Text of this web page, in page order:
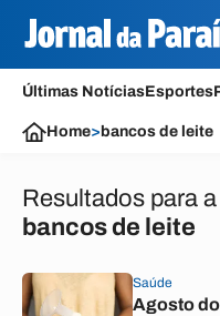
Últimas NotíciasEsportes
Home> bancos de leite
Resultados para
bancos de leite
Saúde
Agosto